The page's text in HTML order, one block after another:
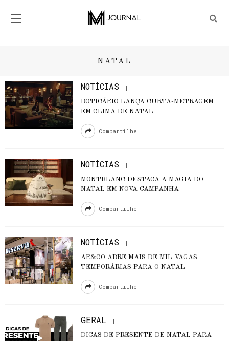
NATAL
NOTÍCIAS
BOTICÁRIO LANÇA CURTA-METRAGEM
EM CLIMA DE NATAL
Compartilhe
NOTÍCIAS
MONTBLANC DESTACA A MAGIA DO
NATAL EM NOVA CAMPANHA
Compartilhe
NOTÍCIAS
AR&CO ABRE MAIS DE MIL VAGAS
TEMPORÁRIAS PARA O NATAL
Compartilhe
GERAL
DICAS DE PRESENTE DE NATAL PARA